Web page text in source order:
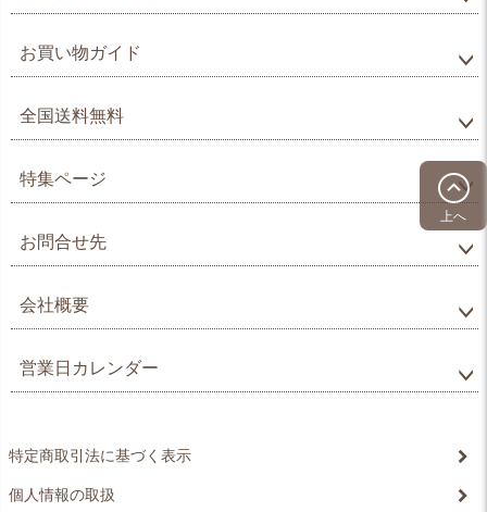
上へ
お買い物ガイド
全国送料無料
特集ページ
お問合せ先
会社概要
営業日カレンダー
特定商取引法に基づく表示
個人情報の取扱